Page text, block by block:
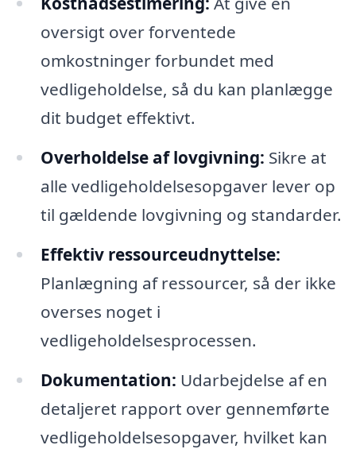
oversigt over forventede
omkostninger forbundet med
vedligeholdelse, så du kan planlægge
dit budget effektivt.
Overholdelse af lovgivning: Sikre at
alle vedligeholdelsesopgaver lever op
til gældende lovgivning og standarder.
Effektiv ressourceudnyttelse:
Planlægning af ressourcer, så der ikke
overses noget i
vedligeholdelsesprocessen.
Dokumentation: Udarbejdelse af en
detaljeret rapport over gennemførte
vedligeholdelsesopgaver, hvilket kan